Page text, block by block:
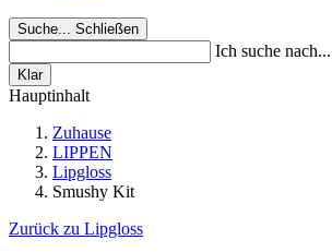
Suche... Schließen
Ich suche nach...
Klar
Hauptinhalt
Zuhause
LIPPEN
Lipgloss
Smushy Kit
Zurück zu Lipgloss